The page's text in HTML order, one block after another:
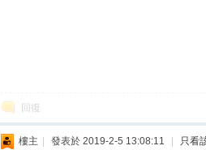
回復
樓主 發表於 2019-2-5 13:08:11 只看